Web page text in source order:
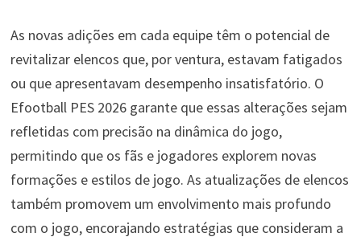
As novas adições em cada equipe têm o potencial de
revitalizar elencos que, por ventura, estavam fatigados
ou que apresentavam desempenho insatisfatório. O
Efootball PES 2026 garante que essas alterações sejam
refletidas com precisão na dinâmica do jogo,
permitindo que os fãs e jogadores explorem novas
formações e estilos de jogo. As atualizações de elencos
também promovem um envolvimento mais profundo
com o jogo, encorajando estratégias que consideram a